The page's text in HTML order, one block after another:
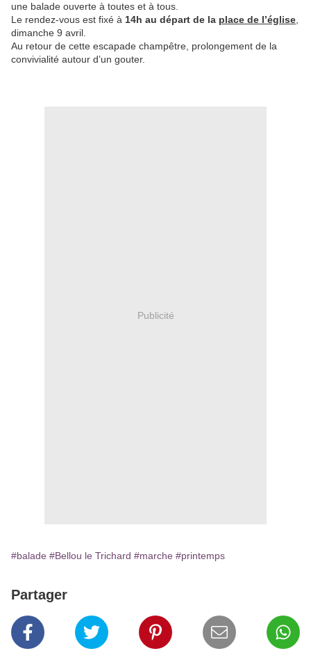
une balade ouverte à toutes et à tous.
Le rendez-vous est fixé à 14h au départ de la place de l’église
dimanche 9 avril.
Au retour de cette escapade champêtre, prolongement de la
convivialité autour d’un gouter.
Publicité
#balade #Bellou le Trichard #marche #printemps
Partager